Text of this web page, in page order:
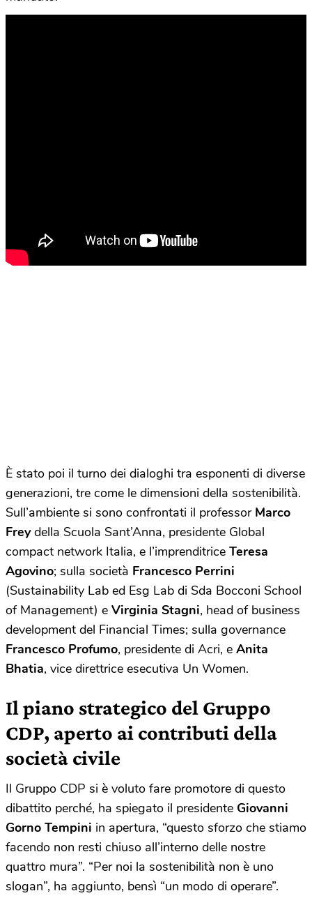
È stato poi il turno dei dialoghi tra esponenti di diverse
generazioni, tre come le dimensioni della sostenibilità.
Sull’ambiente si sono confrontati il professor Marco
Frey
della Scuola Sant’Anna, presidente Global
compact network Italia, e l’imprenditrice Teresa
Agovino
; sulla società Francesco Perrini
(Sustainability Lab ed Esg Lab di Sda Bocconi School
of Management) e Virginia Stagni , head of business
development del Financial Times; sulla governance
Francesco Profumo
, presidente di Acri, e
Anita
Bhatia
, vice direttrice esecutiva Un Women.
Il piano strategico del Gruppo
CDP, aperto ai contributi della
società civile
Il Gruppo CDP si è voluto fare promotore di questo
dibattito perché, ha spiegato il presidente Giovanni
Gorno Tempiniin apertura, “questo sforzo che stiamo
facendo non resti chiuso all’interno delle nostre
quattro mura”. “Per noi la sostenibilità non è uno
slogan”, ha aggiunto, bensì “un modo di operare”.